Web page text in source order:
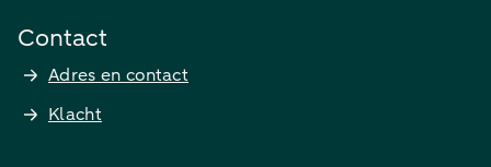
Contact
Adres en contact
Klacht